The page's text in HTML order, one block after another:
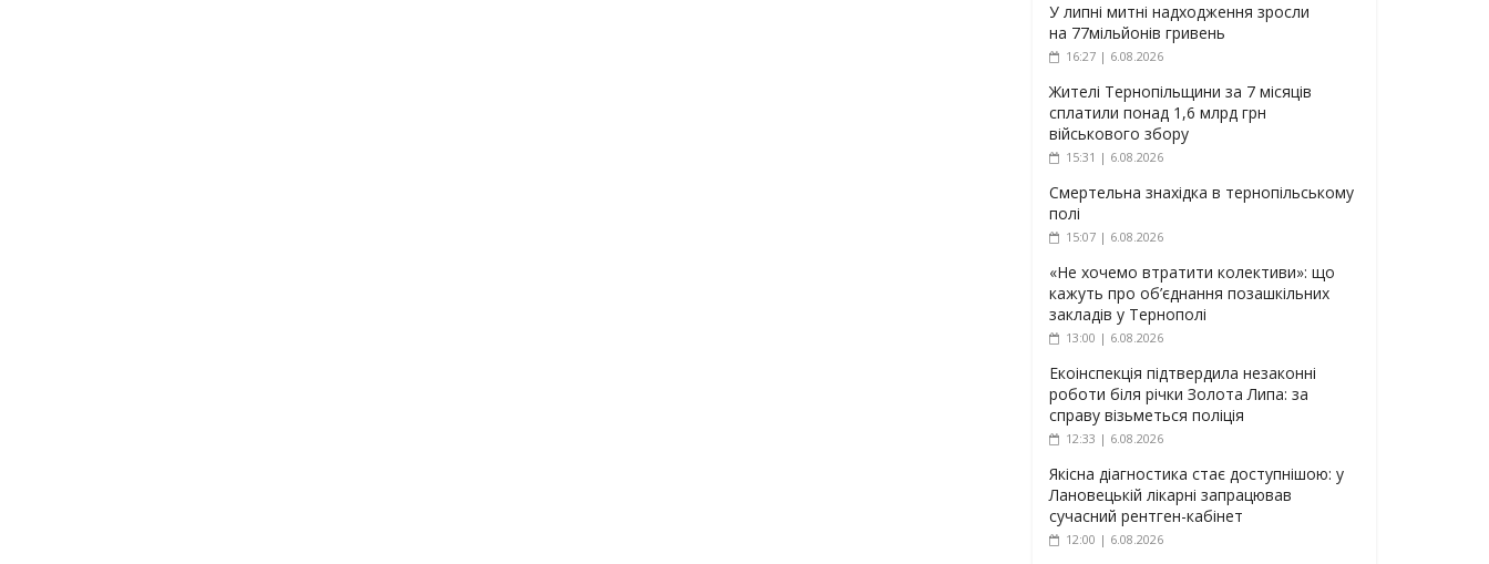
У липні митні надходження зросли
на 77мільйонів гривень
16:27 | 6.08.2026
Жителі Тернопільщини за 7 місяців
сплатили понад 1,6 млрд грн
військового збору
15:31 | 6.08.2026
Смертельна знахідка в тернопільському
полі
15:07 | 6.08.2026
«Не хочемо втратити колективи»: що
кажуть про об’єднання позашкільних
закладів у Тернополі
13:00 | 6.08.2026
Екоінспекція підтвердила незаконні
роботи біля річки Золота Липа: за
справу візьметься поліція
12:33 | 6.08.2026
Якісна діагностика стає доступнішою: у
Лановецькій лікарні запрацював
сучасний рентген-кабінет
12:00 | 6.08.2026